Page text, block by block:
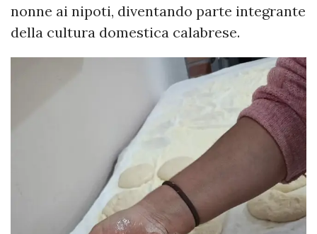
nonne ai nipoti, diventando parte integrante
della cultura domestica calabrese.